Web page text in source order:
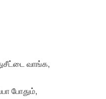
வாங்க,
போதும்,